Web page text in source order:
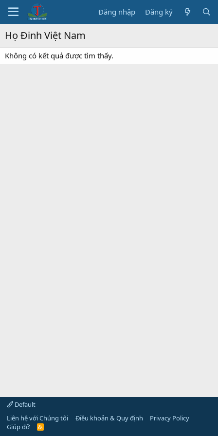
Đăng nhập Đăng ký
Họ Đinh Việt Nam
Không có kết quả được tìm thấy.
Default
Liên hệ với Chúng tôi
Điều khoản & Quy định
Privacy Policy
Giúp đỡ
R